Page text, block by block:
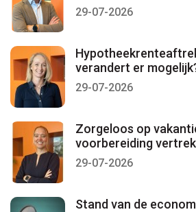
29-07-2026
verandert er
29-07-2026
Zorgeloos op
voorbereiding
gerust gevoel
29-07-2026
Stand van de